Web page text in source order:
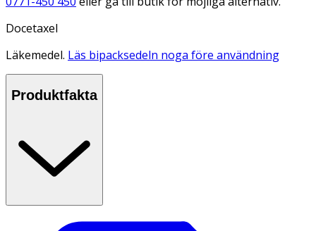
Docetaxel
Läkemedel. Läs bipacksedeln noga före användning
Produktfakta